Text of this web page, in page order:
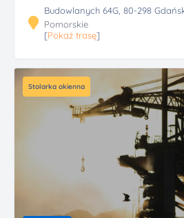
Budowlanych 64G, 80-298
Pomorskie
[Pokaż trasę]
Stolarka okienna